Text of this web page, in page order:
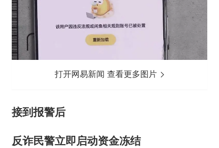
打开网易新闻 查看更多图片
接到报警后
反诈民警立即启动资金冻结